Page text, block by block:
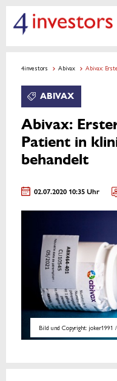
4investors Abivax Abivax:
ABIVAX
Abivax:
Patient in
behandelt
02.07.2020 10:35 Uhr
Bild und Copyright: joker1991